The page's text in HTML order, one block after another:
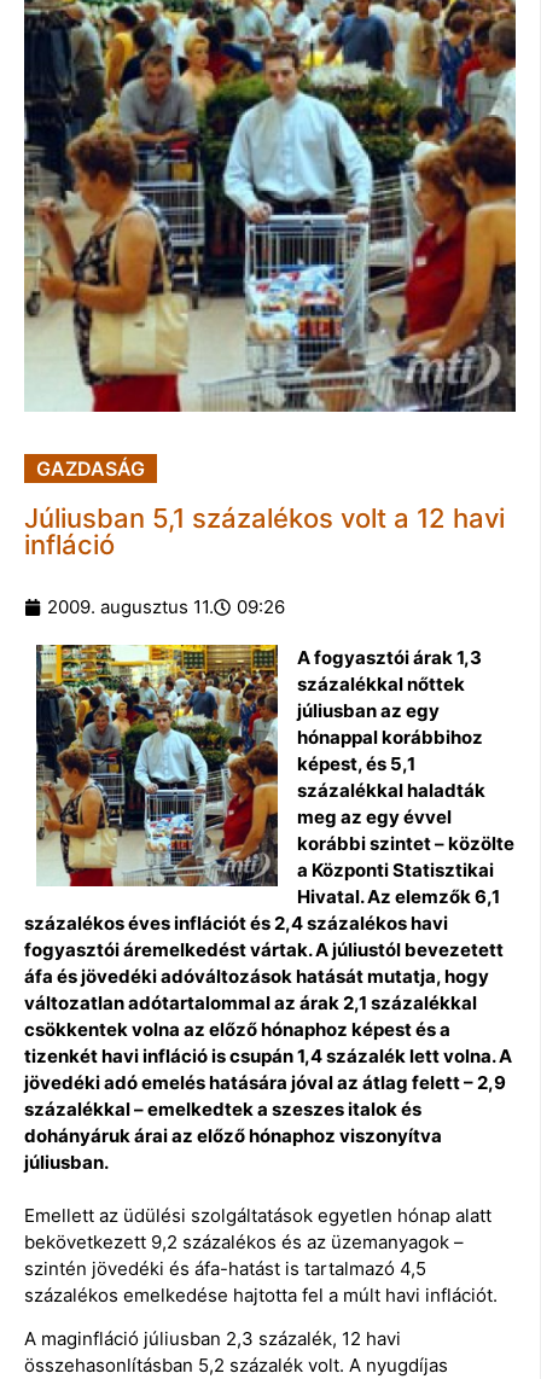
GAZDASÁG
Júliusban 5,1 százalékos volt a 12 havi
infláció
2009. augusztus 11. 09:26
A fogyasztói árak 1,3
százalékkal nőttek
júliusban az egy
hónappal korábbihoz
képest, és 5,1
százalékkal haladták
meg az egy évvel
korábbi szintet – közölte
a Központi Statisztikai
Hivatal. Az elemzők 6,1
százalékos éves inflációt és 2,4 százalékos havi
fogyasztói áremelkedést vártak. A júliustól bevezetett
áfa és jövedéki adóváltozások hatását mutatja, hogy
változatlan adótartalommal az árak 2,1 százalékkal
csökkentek volna az előző hónaphoz képest és a
tizenkét havi infláció is csupán 1,4 százalék lett volna.A
jövedéki adó emelés hatására jóval az átlag felett – 2,9
százalékkal – emelkedtek a szeszes italok és
dohányáruk árai az előző hónaphoz viszonyítva
júliusban.
Emellett az üdülési szolgáltatások egyetlen hónap alatt
bekövetkezett 9,2 százalékos és az üzemanyagok –
szintén jövedéki és áfa-hatást is tartalmazó 4,5
százalékos emelkedése hajtotta fel a múlt havi inflációt.
A maginfláció júliusban 2,3 százalék, 12 havi
összehasonlításban 5,2 százalék volt. A nyugdíjas